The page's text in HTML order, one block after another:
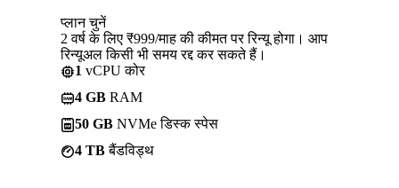
प्लान चुनें
2 वर्ष के लिए ₹999/माह की कीमत पर रिन्यू होगा। आप
रिन्यूअल किसी भी समय रद्द कर सकते हैं।
1 vCPU कोर
4 GB RAM
50 GB NVMe डिस्क स्पेस
4 TBबैंडविड्थ